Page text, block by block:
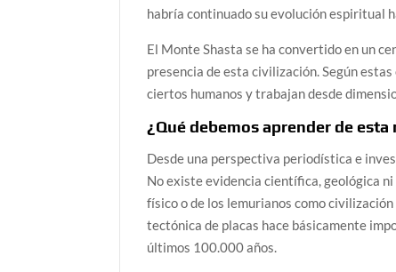
habría continuado su evolución espiritual
El Monte Shasta se ha convertido en un
presencia de esta civilización. Según
ciertos humanos y trabajan desde
¿Qué debemos aprender de esta
Desde una perspectiva periodística e
No existe evidencia científica, geológica
físico o de los lemurianos como
tectónica de placas hace básicamente
últimos 100.000 años.